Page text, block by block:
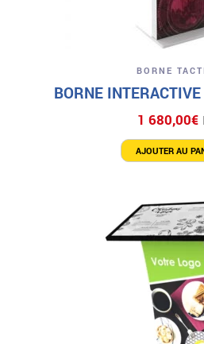
BORNE
BORNE
1 680,00€
AJOUTER AU